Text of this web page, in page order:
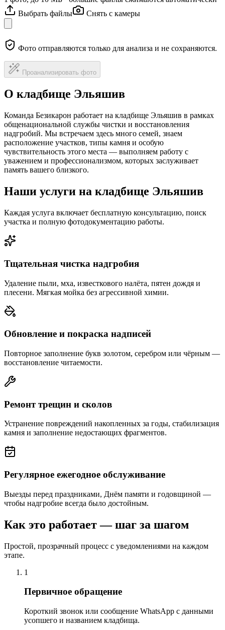
Выбрать файлы
Снять с камеры
Фото отправляются только для анализа и не сохраняются.
Проанализировать фото
О кладбище Эльяшив
Команда Безикарон работает на кладбище Эльяшив в рамках
общенациональной службы чистки и восстановления
надгробий. Мы встречаем здесь много семей, знаем
расположение участков, типы камня и особую
чувствительность этого места — выполняем работу с
уважением и профессионализмом, которых заслуживает
память вашего близкого.
Наши услуги на кладбище Эльяшив
Каждая услуга включает бесплатную консультацию, поиск
участка и полную фотодокументацию работы.
Тщательная чистка надгробия
Удаление пыли, мха, известкового налёта, пятен дождя и
плесени. Мягкая мойка без агрессивной химии.
Обновление и покраска надписей
Повторное заполнение букв золотом, серебром или чёрным —
восстановление читаемости.
Ремонт трещин и сколов
Устранение повреждений накопленных за годы, стабилизация
камня и заполнение недостающих фрагментов.
Регулярное ежегодное обслуживание
Выезды перед праздниками, Днём памяти и годовщиной —
чтобы надгробие всегда было достойным.
Как это работает — шаг за шагом
Простой, прозрачный процесс с уведомлениями на каждом
этапе.
1
Первичное обращение
Короткий звонок или сообщение WhatsApp с данными
усопшего и названием кладбища.